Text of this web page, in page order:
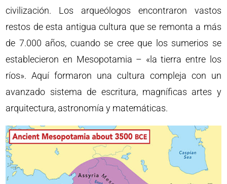
civilización. Los arqueólogos encontraron vastos
restos de esta antigua cultura que se remonta a más
de 7.000 años, cuando se cree que los sumerios se
establecieron en Mesopotamia – «la tierra entre los
ríos». Aquí formaron una cultura compleja con un
avanzado sistema de escritura, magníficas artes y
arquitectura, astronomía y matemáticas.